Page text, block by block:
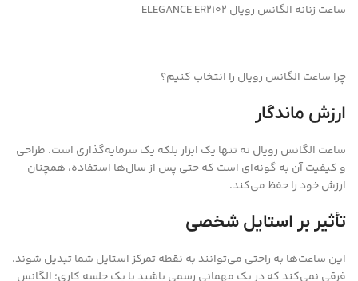
ساعت زنانه الگانس رویال ELEGANCE ER2102
چرا ساعت الگانس رویال را انتخاب کنیم؟
ارزش ماندگار
ساعت الگانس رویال نه تنها یک ابزار بلکه یک سرمایه‌گذاری است. طراحی
و کیفیت آن به گونه‌ای است که حتی پس از سال‌ها استفاده، همچنان
ارزش خود را حفظ می‌کند.
تأثیر بر استایل شخصی
این ساعت‌ها به راحتی می‌توانند به نقطه تمرکز استایل شما تبدیل شوند.
فرقی نمی‌کند که در یک مهمانی رسمی باشید یا یک جلسه کاری؛ الگانس